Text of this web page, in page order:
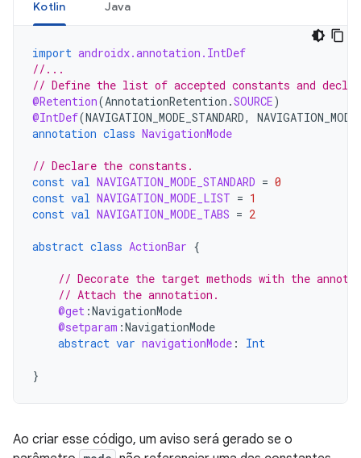
Kotlin Java
import androidx.annotation.IntDef
//...
// Define the list of accepted constants and
@Retention(AnnotationRetention .SOURCE)
@IntDef(NAVIGATION_MODE_STANDARD,
annotation class NavigationMode
// Declare the constants.
const val NAVIGATION_MODE_STANDARD = 0
const val NAVIGATION_MODE_LIST = 1
const val NAVIGATION_MODE_TABS = 2
abstract class ActionBar {
// Decorate the target methods with the
// Attach the annotation.
@get :NavigationMode
@setparam :NavigationMode
abstract var navigationMode : Int
}
Ao criar esse código, um aviso será gerado se o